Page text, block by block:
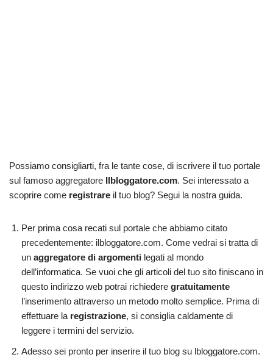
Possiamo consigliarti, fra le tante cose, di iscrivere il tuo portale
sul famoso aggregatore Ilbloggatore.com. Sei interessato a
scoprire come registrare il tuo blog? Segui la nostra guida.
Per prima cosa recati sul portale che abbiamo citato
precedentemente: ilbloggatore.com. Come vedrai si tratta di
un aggregatore di argomenti legati al mondo
dell’informatica. Se vuoi che gli articoli del tuo sito finiscano in
questo indirizzo web potrai richiedere gratuitamente
l’inserimento attraverso un metodo molto semplice. Prima di
effettuare la registrazione, si consiglia caldamente di
leggere i termini del servizio.
Adesso sei pronto per inserire il tuo blog su lbloggatore.com.